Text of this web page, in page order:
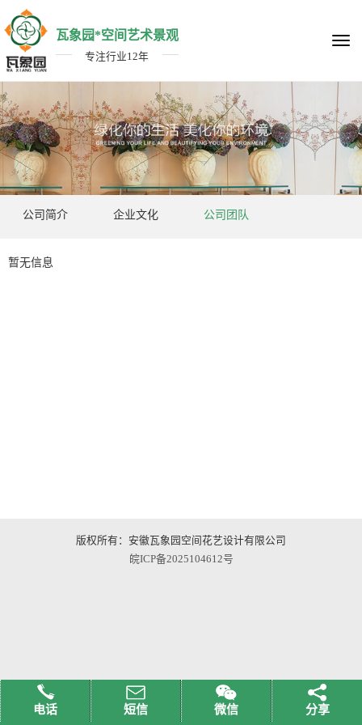
瓦象园*空间艺术景观
专注行业12年
公司简介 企业文化 公司团队
暂无信息
版权所有：安徽瓦象园空间花艺设计有限公司
皖ICP备2025104612号
电话 短信 微信 分享